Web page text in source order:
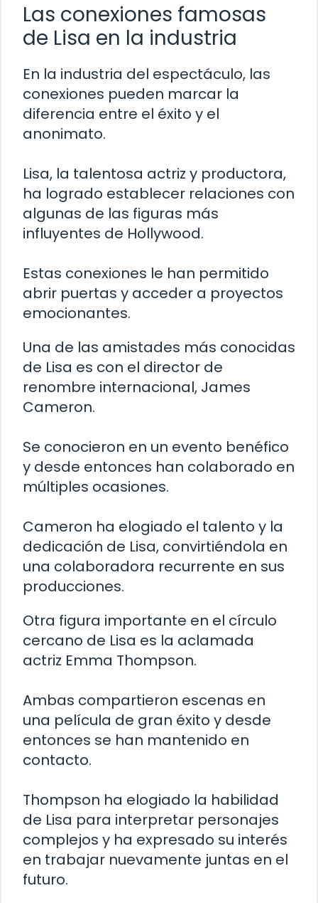
Las conexiones famosas
de Lisa en la industria
En la industria del espectáculo, las
conexiones pueden marcar la
diferencia entre el éxito y el
anonimato.
Lisa, la talentosa actriz y productora,
ha logrado establecer relaciones con
algunas de las figuras más
influyentes de Hollywood.
Estas conexiones le han permitido
abrir puertas y acceder a proyectos
emocionantes.
Una de las amistades más conocidas
de Lisa es con el director de
renombre internacional, James
Cameron.
Se conocieron en un evento benéfico
y desde entonces han colaborado en
múltiples ocasiones.
Cameron ha elogiado el talento y la
dedicación de Lisa, convirtiéndola en
una colaboradora recurrente en sus
producciones.
Otra figura importante en el círculo
cercano de Lisa es la aclamada
actriz Emma Thompson.
Ambas compartieron escenas en
una película de gran éxito y desde
entonces se han mantenido en
contacto.
Thompson ha elogiado la habilidad
de Lisa para interpretar personajes
complejos y ha expresado su interés
en trabajar nuevamente juntas en el
futuro.